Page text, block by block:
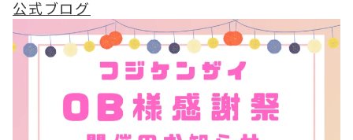
公式ブログ